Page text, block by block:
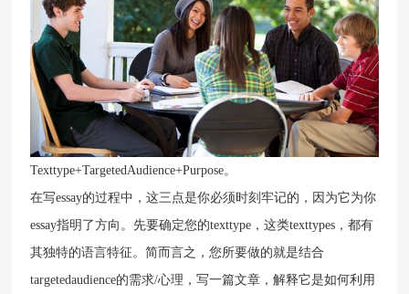
Texttype+TargetedAudience+Purpose。
在写essay的过程中，这三点是你必须时刻牢记的，因为它为你
essay指明了方向。先要确定您的texttype，这类texttypes，都有
其独特的语言特征。简而言之，您所要做的就是结合
targetedaudience的需求/心理，写一篇文章，解释它是如何利用